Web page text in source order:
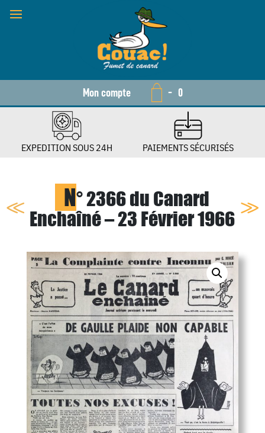
Mon compte - 0
EXPEDITION SOUS 24H PAIEMENTS SÉCURISÉS
N° 2366 du Canard
Enchaîné – 23 Février 1966